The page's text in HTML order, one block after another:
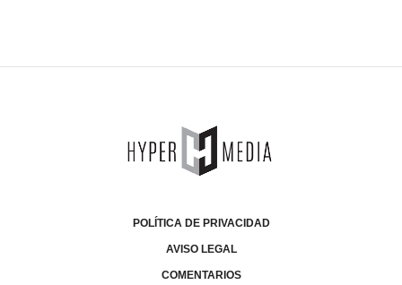
POLÍTICA DE PRIVACIDAD
AVISO LEGAL
COMENTARIOS